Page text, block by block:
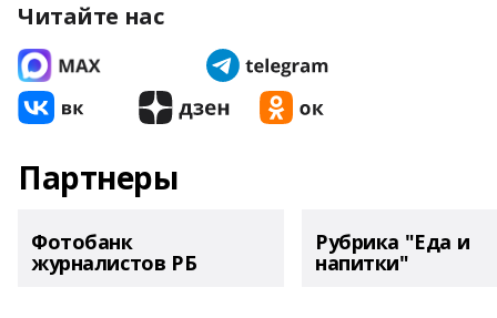
Читайте нас
Партнеры
Фотобанк
журналистов РБ
Рубрика "Еда и
напитки"